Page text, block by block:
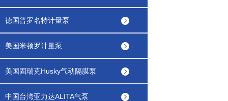
德国普罗名特计量泵
美国米顿罗计量泵
美国固瑞克Husky气动隔膜泵
中国台湾亚力达ALITA气泵